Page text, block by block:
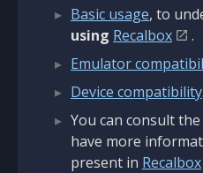
Basic usage, to
using Recalbox
.
Emulator
Device compatibility.
You can consult the
have more
present in Recalbox